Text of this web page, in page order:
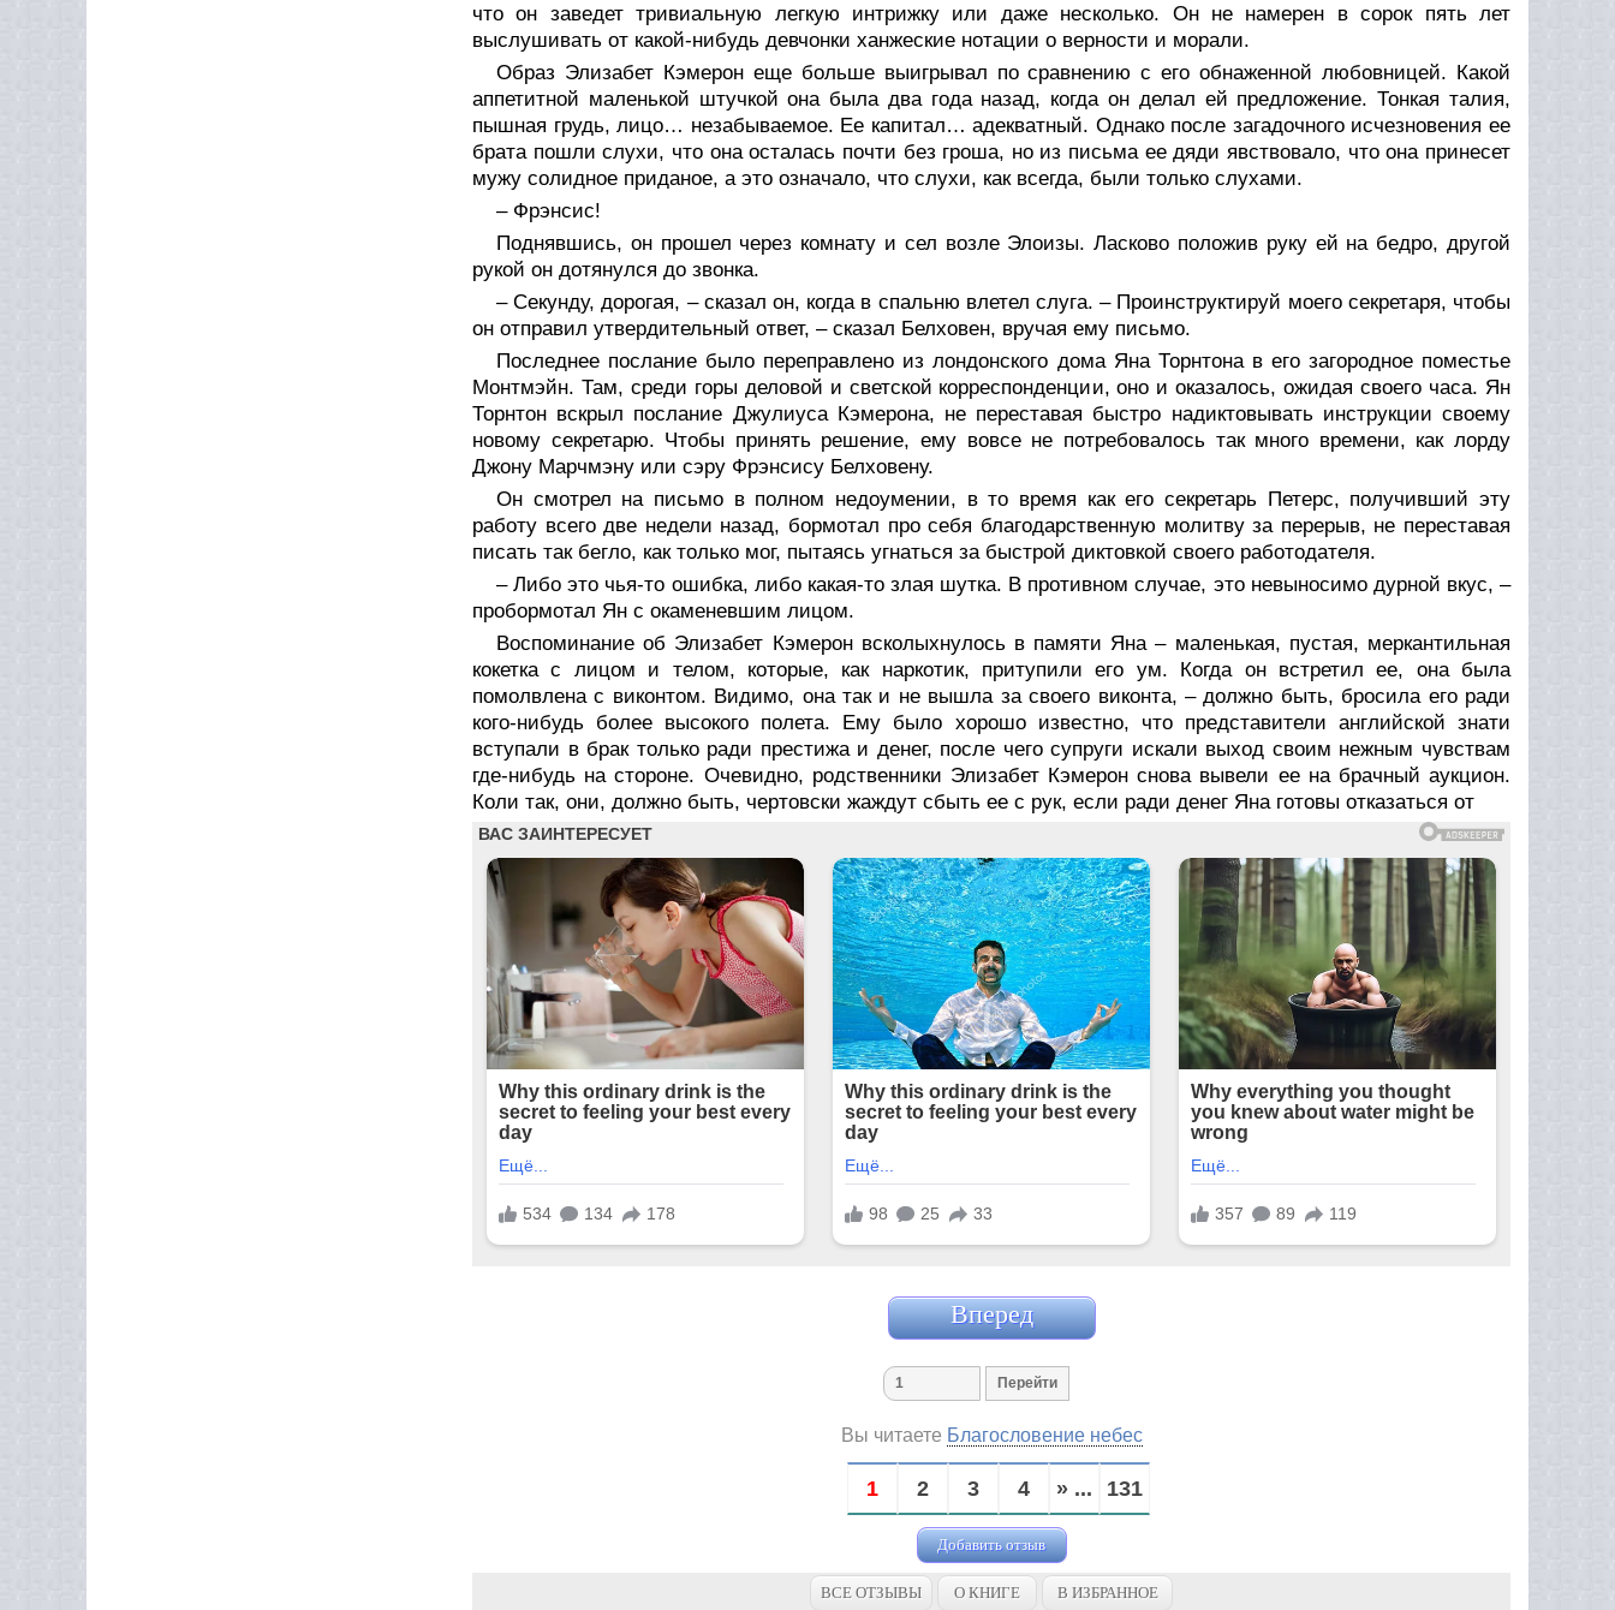
что он заведет тривиальную легкую интрижку или даже несколько. Он не намерен в сорок пять лет
выслушивать от какой-нибудь девчонки ханжеские нотации о верности и морали.
Образ Элизабет Кэмерон еще больше выигрывал по сравнению с его обнаженной любовницей. Какой
аппетитной маленькой штучкой она была два года назад, когда он делал ей предложение. Тонкая талия,
пышная грудь, лицо… незабываемое. Ее капитал… адекватный. Однако после загадочного исчезновения ее
брата пошли слухи, что она осталась почти без гроша, но из письма ее дяди явствовало, что она принесет
мужу солидное приданое, а это означало, что слухи, как всегда, были только слухами.
– Фрэнсис!
Поднявшись, он прошел через комнату и сел возле Элоизы. Ласково положив руку ей на бедро, другой
рукой он дотянулся до звонка.
– Секунду, дорогая, – сказал он, когда в спальню влетел слуга. – Проинструктируй моего секретаря, чтобы
он отправил утвердительный ответ, – сказал Белховен, вручая ему письмо.
Последнее послание было переправлено из лондонского дома Яна Торнтона в его загородное поместье
Монтмэйн. Там, среди горы деловой и светской корреспонденции, оно и оказалось, ожидая своего часа. Ян
Торнтон вскрыл послание Джулиуса Кэмерона, не переставая быстро надиктовывать инструкции своему
новому секретарю. Чтобы принять решение, ему вовсе не потребовалось так много времени, как лорду
Джону Марчмэну или сэру Фрэнсису Белховену.
Он смотрел на письмо в полном недоумении, в то время как его секретарь Петерс, получивший эту
работу всего две недели назад, бормотал про себя благодарственную молитву за перерыв, не переставая
писать так бегло, как только мог, пытаясь угнаться за быстрой диктовкой своего работодателя.
– Либо это чья-то ошибка, либо какая-то злая шутка. В противном случае, это невыносимо дурной вкус, –
пробормотал Ян с окаменевшим лицом.
Воспоминание об Элизабет Кэмерон всколыхнулось в памяти Яна – маленькая, пустая, меркантильная
кокетка с лицом и телом, которые, как наркотик, притупили его ум. Когда он встретил ее, она была
помолвлена с виконтом. Видимо, она так и не вышла за своего виконта, – должно быть, бросила его ради
кого-нибудь более высокого полета. Ему было хорошо известно, что представители английской знати
вступали в брак только ради престижа и денег, после чего супруги искали выход своим нежным чувствам
где-нибудь на стороне. Очевидно, родственники Элизабет Кэмерон снова вывели ее на брачный аукцион.
Коли так, они, должно быть, чертовски жаждут сбыть ее с рук, если ради денег Яна готовы отказаться от
Вперед
Вы читаете Благословение небес
1 2 3 4 » ... 131
Добавить отзыв
ВСЕ ОТЗЫВЫ О КНИГЕ В ИЗБРАННОЕ